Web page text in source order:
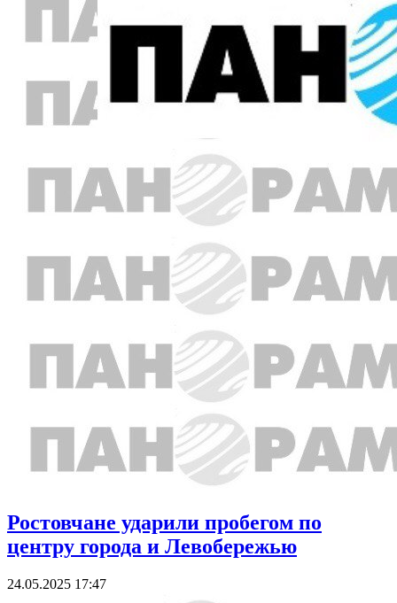
Ростовчане ударили пробегом по
центру города и Левобережью
24.05.2025 17:47